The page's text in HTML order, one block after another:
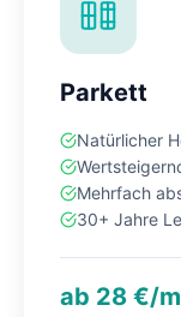
Parkett
Natürlicher
Mehrfach
30+ Jahre
ab 28 €/